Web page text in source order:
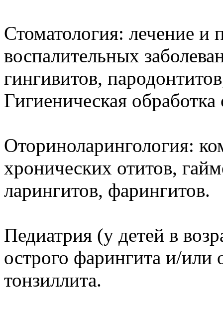
Стоматология: лечение
воспалительных
гингивитов,
Гигиеническая
Оториноларингология:
хронических отитов,
ларингитов, фарингитов.
Педиатрия (у детей в
острого фарингита и/или
тонзиллита.